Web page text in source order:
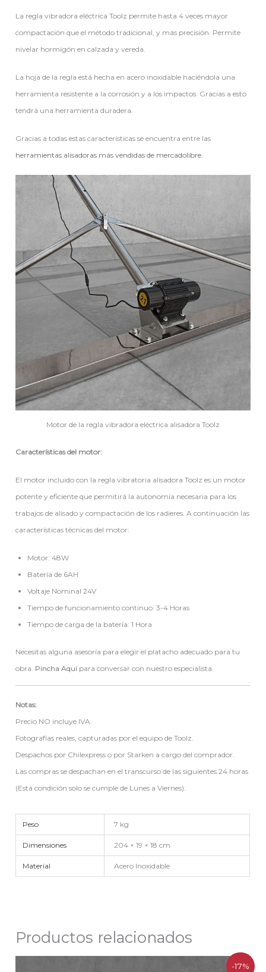
La regla vibradora eléctrica Toolz permite hasta 4 veces mayor
compactación que el método tradicional, y más precisión. Permite
nivelar hormigón en calzada y vereda.
La hoja de la regla está hecha en acero inoxidable haciéndola una
herramienta resistente a la corrosión y a los impactos. Gracias a esto
tendrá una herramienta duradera.
Gracias a todas estas características se encuentra entre las
herramientas alisadoras más vendidas de mercadolibre.
Motor de la regla vibradora eléctrica alisadora Toolz
Características del motor:
El motor incluido con la regla vibratoria alisadora Toolz es un motor
potente y eficiente que permitirá la autonomía necesaria para los
trabajos de alisado y compactación de los radieres. A continuación las
características técnicas del motor:
Motor: 48W
Batería de 6AH
Voltaje Nominal 24V
Tiempo de funcionamiento continuo: 3-4 Horas
Tiempo de carga de la batería: 1 Hora
Necesitas alguna asesoría para elegir el platacho adecuado para tu
obra. Pincha Aquí para conversar con nuestro especialista.
Notas:
Precio NO incluye IVA.
Fotografías reales, capturadas por el equipo de Toolz.
Despachos por Chilexpress o por Starken a cargo del comprador.
Las compras se despachan en el transcurso de las siguientes 24 horas
(Esta condición solo se cumple de Lunes a Viernes).
Peso 7 kg
Dimensiones 204 × 19 × 18 cm
Material Acero Inoxidable
Productos relacionados
-17%